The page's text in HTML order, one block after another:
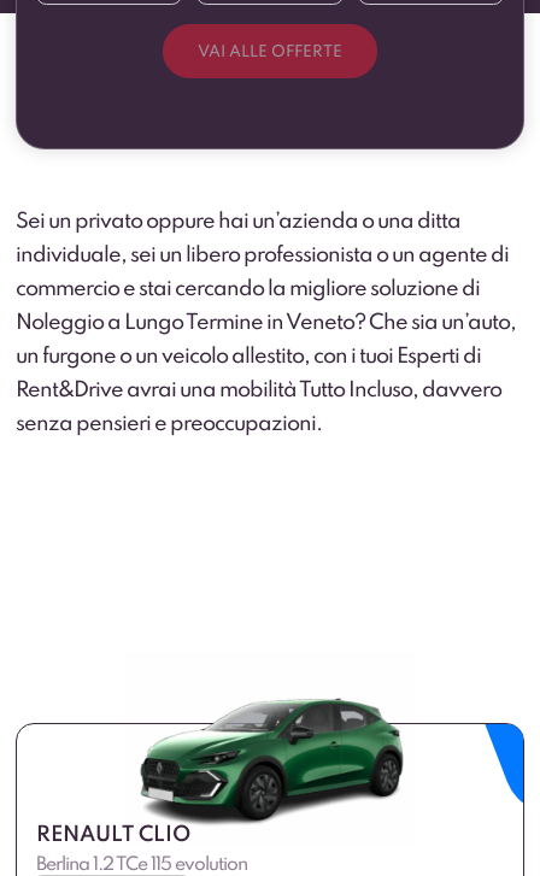
VAI ALLE OFFERTE
Autocarro N1 Berlina City car
Executive Station wagon Monovolume
Furgoni Furgoni elettrici Cassonati
Pick-up
Veicoli
commerciali
allestiti
Trasporto persone
VAI ALLE OFFERTE
Sei un privato oppure hai un’azienda o una ditta
individuale, sei un libero professionista o un agente di
commercio e stai cercando la migliore soluzione di
Noleggio a Lungo Termine in Veneto? Che sia un’auto,
un furgone o un veicolo allestito, con i tuoi Esperti di
Rent&Drive avrai una mobilità Tutto Incluso, davvero
senza pensieri e preoccupazioni.
RENAULT CLIO
Berlina 1.2 TCe 115 evolution